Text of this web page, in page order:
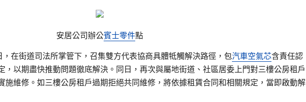
安居公司辦公賓士零件點
在街道司法所掌管下，召集雙方代表協商具體牴觸解決路徑，包汽車空氣芯含責任認
，以期盡快推動問題徹底解決。同日，再次與屬地街道、社區居委上門對三樓公房租戶
施維修。如三樓公房租戶過期拒絕共同維修，將依據租賃合同和相關規定，當即啟動解